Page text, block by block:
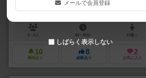
2～5人 60～90分 13歳～
10
興味あり
8
経験あり
2
お気に入り
メールで会員登録
しばらく表示しない